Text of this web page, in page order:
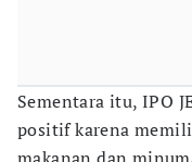
Sementara itu, IPO
positif karena